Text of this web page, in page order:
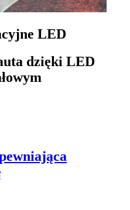
LED
dzięki LED